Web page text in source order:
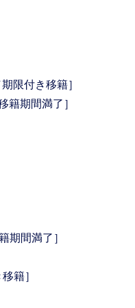
限付き移籍］
籍期間満了］
期間満了］
籍］